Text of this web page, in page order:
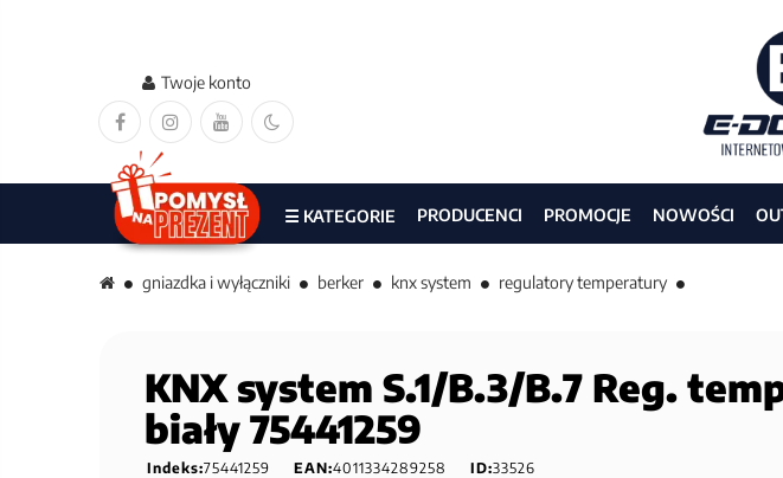
Twoje konto
☰ KATEGORIE PRODUCENCI PROMOCJE NOWOŚCI
gniazdka i wyłączniki berker knx system regulatory temperatury
KNX system S.1/B.3/B.7 Reg.
biały 75441259
Indeks:75441259 EAN:4011334289258 ID:33526